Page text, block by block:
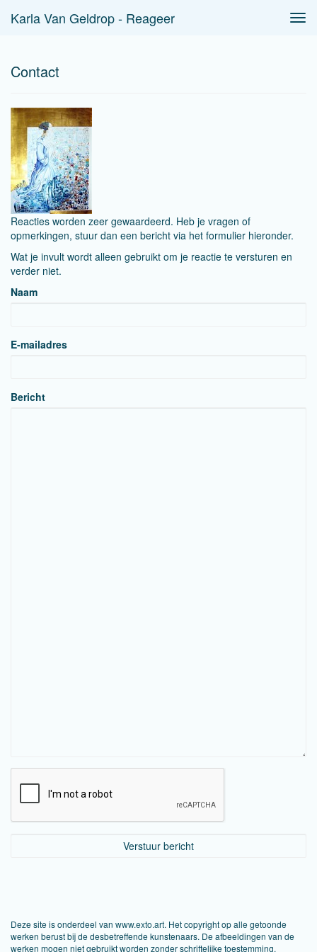
Karla Van Geldrop - Reageer
Contact
Reacties worden zeer gewaardeerd. Heb je vragen of
opmerkingen, stuur dan een bericht via het formulier hieronder.
Wat je invult wordt alleen gebruikt om je reactie te versturen en
verder niet.
Naam
E-mailadres
Bericht
Deze site is onderdeel van www.exto.art. Het copyright op alle getoonde
werken berust bij de desbetreffende kunstenaars. De afbeeldingen van de
werken mogen niet gebruikt worden zonder schriftelijke toestemming.